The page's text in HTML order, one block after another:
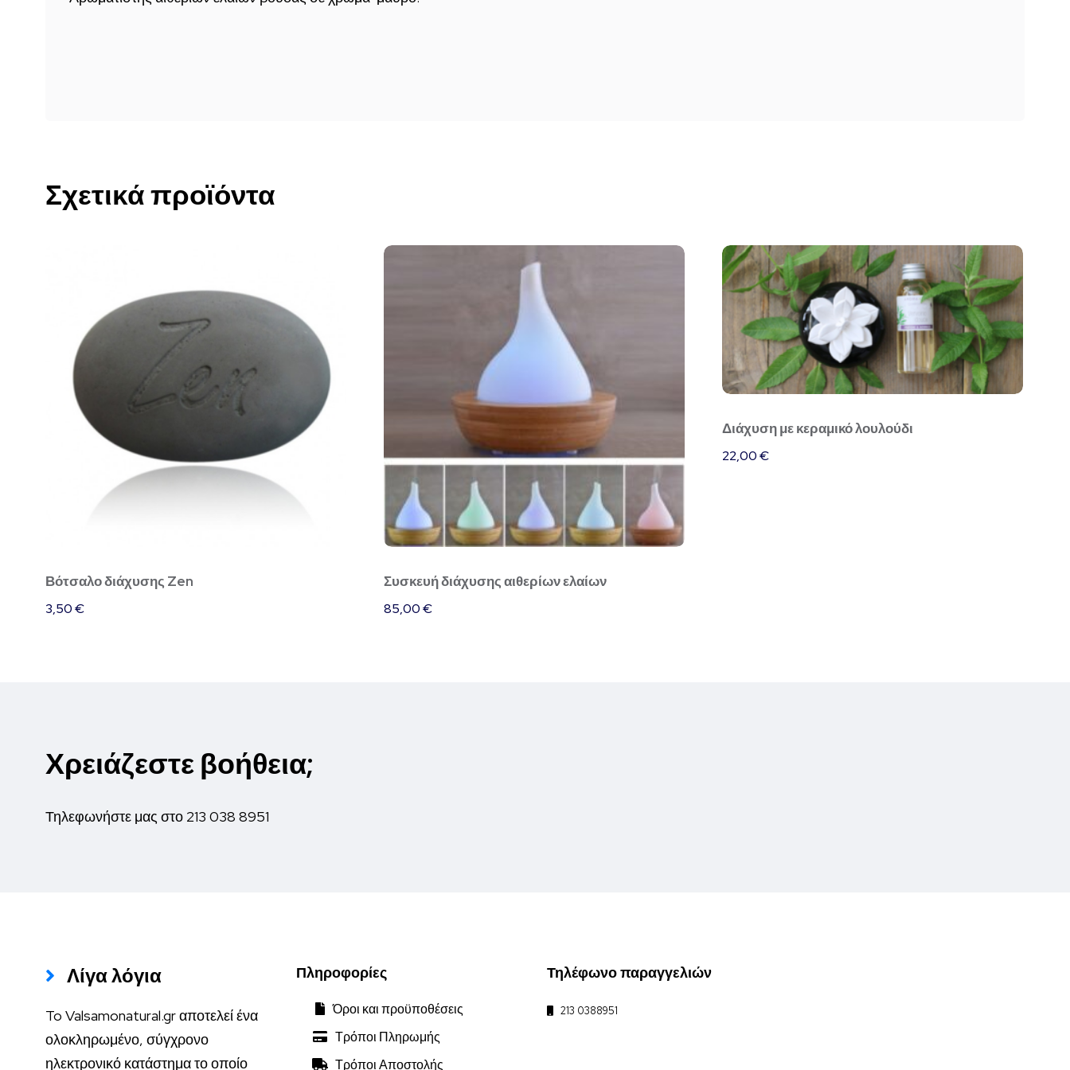
Σχετικά προϊόντα
Βότσαλο διάχυσης Zen
3,50€
Συσκευή διάχυσης αιθερίων ελαίων
85,00€
Διάχυση με κεραμικό λουλούδι
22,00€
Χρειάζεστε βοήθεια;
Τηλεφωνήστε μας στο 213 038 8951
Λίγα λόγια
To Valsamonatural.gr αποτελεί ένα
ολοκληρωμένο, σύγχρονο
ηλεκτρονικό κατάστημα το οποίο
Πληροφορίες
Όροι και προϋποθέσεις
Τρόποι Πληρωμής
Τρόποι Αποστολής
Τηλέφωνο παραγγελιών
213 0388951